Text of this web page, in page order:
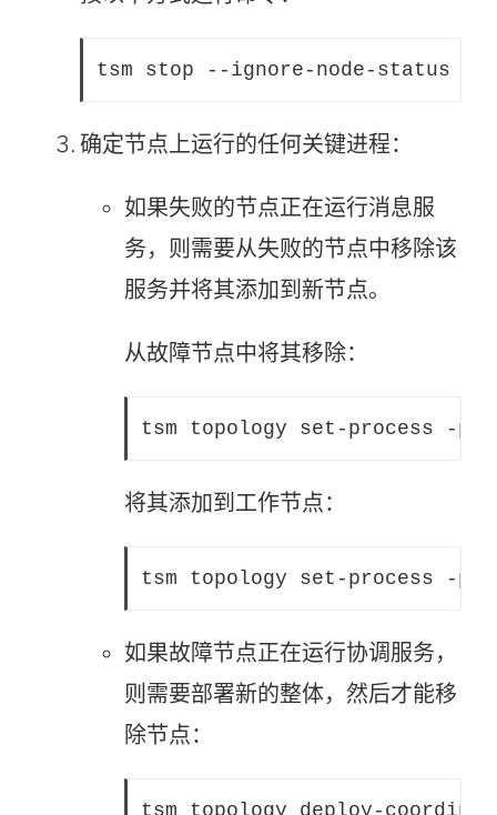
tsm stop --ignore-node-status
确定节点上运行的任何关键进程：
如果失败的节点正在运行消息服
务，则需要从失败的节点中移除该
服务并将其添加到新节点。
从故障节点中将其移除：
将其添加到工作节点：
如果故障节点正在运行协调服务，
则需要部署新的整体，然后才能移
除节点：